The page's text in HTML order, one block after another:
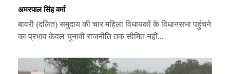
अमरपाल सिंह वर्मा
बावरी (दलित) समुदाय की चार महिला विधायकों के विधानसभा पहुंचने
का प्रभाव केवल चुनावी राजनीति तक सीमित नहीं...